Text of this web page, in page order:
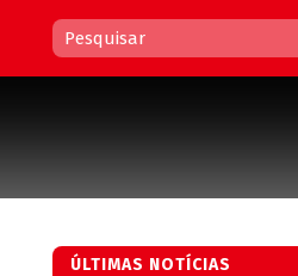
ÚLTIMAS NOTÍCIAS